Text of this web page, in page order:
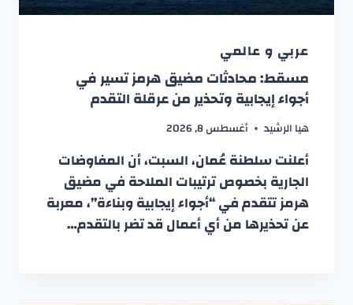
عربي و عالمي
مسقط: محادثات مضيق هرمز تسير في
أجواء إيجابية وتحذير من عرقلة التقدم
هيا الرشيد أغسطس 8, 2026
أعلنت سلطنة عُمان، السبت، أن المفاوضات
الجارية بخصوص ترتيبات الملاحة في مضيق
هرمز تتقدم في “أجواء إيجابية وبناءة”، معربة
عن تحذيرها من أي أعمال قد تضر بالتقدم…